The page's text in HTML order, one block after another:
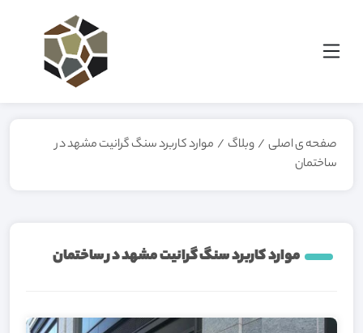
صفحه ی اصلی / وبلاگ / موارد کاربرد سنگ گرانیت مشهد در
ساختمان
موارد کاربرد سنگ گرانیت مشهد در ساختمان